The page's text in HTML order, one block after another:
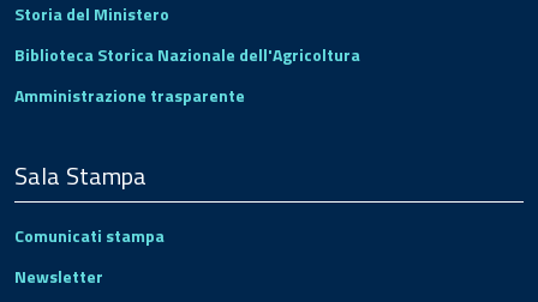
Storia del Ministero
Biblioteca Storica Nazionale dell'Agricoltura
Amministrazione trasparente
Sala Stampa
Comunicati stampa
Newsletter